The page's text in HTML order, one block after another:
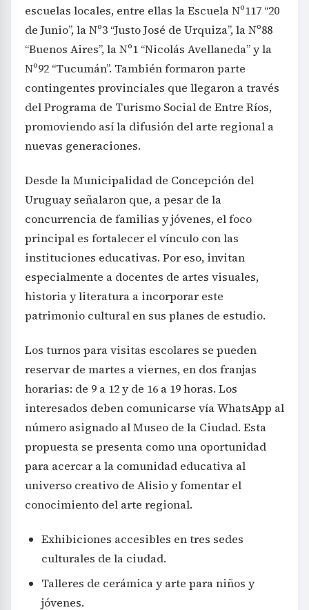
escuelas locales, entre ellas la Escuela Nº117 “20
de Junio”, la Nº3 “Justo José de Urquiza”, la Nº88
“Buenos Aires”, la Nº1 “Nicolás Avellaneda” y la
Nº92 “Tucumán”. También formaron parte
contingentes provinciales que llegaron a través
del Programa de Turismo Social de Entre Ríos,
promoviendo así la difusión del arte regional a
nuevas generaciones.
Desde la Municipalidad de Concepción del
Uruguay señalaron que, a pesar de la
concurrencia de familias y jóvenes, el foco
principal es fortalecer el vínculo con las
instituciones educativas. Por eso, invitan
especialmente a docentes de artes visuales,
historia y literatura a incorporar este
patrimonio cultural en sus planes de estudio.
Los turnos para visitas escolares se pueden
reservar de martes a viernes, en dos franjas
horarias: de 9 a 12 y de 16 a 19 horas. Los
interesados deben comunicarse vía WhatsApp al
número asignado al Museo de la Ciudad. Esta
propuesta se presenta como una oportunidad
para acercar a la comunidad educativa al
universo creativo de Alisio y fomentar el
conocimiento del arte regional.
Exhibiciones accesibles en tres sedes
culturales de la ciudad.
Talleres de cerámica y arte para niños y
jóvenes.